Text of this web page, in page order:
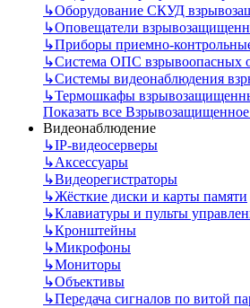
↳Оборудование СКУД
↳Оповещатели
↳Приборы приемно-
↳Система ОПС взрывоопасных
↳Системы видеонаблюдения
↳Термошкафы
Показать все
Видеонаблюдение
↳IP-видеосерверы
↳Аксессуары
↳Видеорегистраторы
↳Жёсткие диски и карты памяти
↳Клавиатуры и пульты
↳Кронштейны
↳Микрофоны
↳Мониторы
↳Объективы
↳Передача сигналов по витой